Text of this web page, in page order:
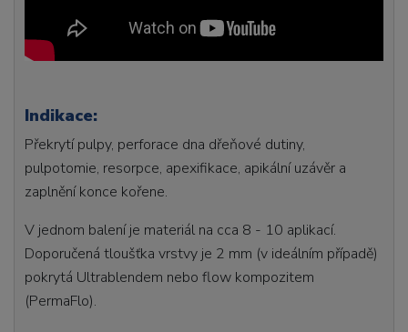
Indikace:
Překrytí pulpy, perforace dna dřeňové dutiny,
pulpotomie, resorpce, apexifikace, apikální uzávěr a
zaplnění konce kořene.
V jednom balení je materiál na cca 8 - 10 aplikací.
Doporučená tloušťka vrstvy je 2 mm (v ideálním případě)
pokrytá Ultrablendem nebo flow kompozitem
(PermaFlo).